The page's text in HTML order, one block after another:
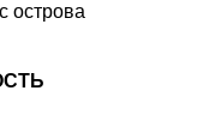
острова